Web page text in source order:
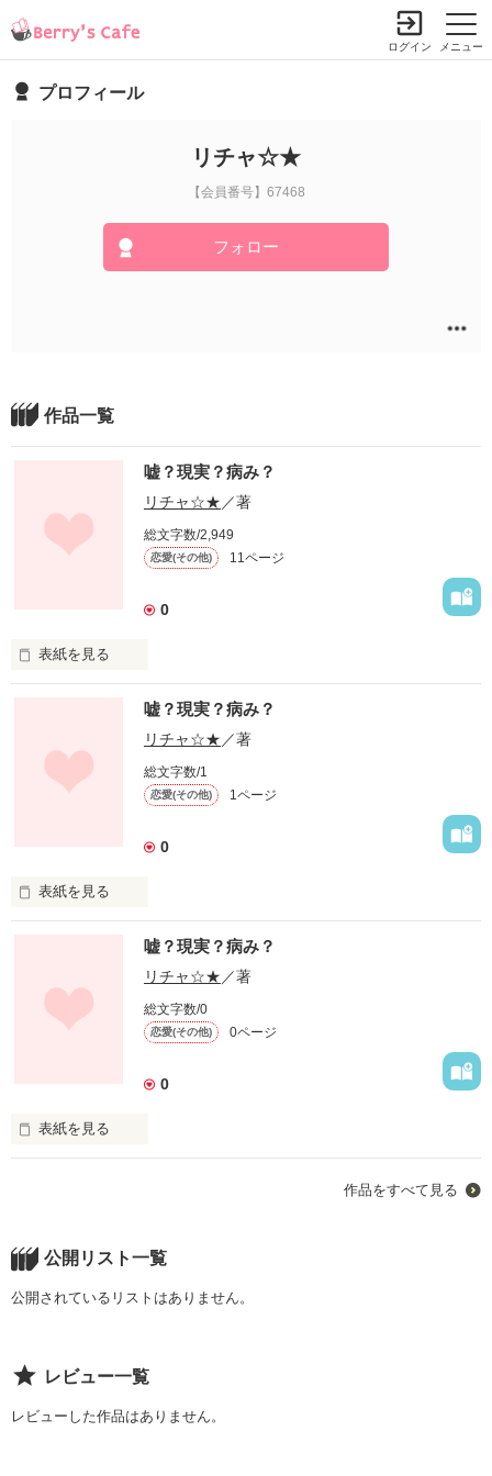
メニュー
ログイン
プロフィール
リチャ☆★
【会員番号】67468
フォロー
作品一覧
嘘？現実？病み？
リチャ☆★ ／著
総文字数/2,949
恋愛(その他) 11ページ
0
表紙を見る
なんで産まれたんやろ？
人生変えたかった。。
作品を読む
嘘？現実？病み？
リチャ☆★ ／著
総文字数/1
恋愛(その他) 1ページ
0
表紙を見る
ずっと自分の場所を探すのに必死やった。。
病んでたけど大切な物を見つけた。。。
嘘？現実？病み？
リチャ☆★ ／著
総文字数/0
恋愛(その他) 0ページ
0
表紙を見る
人生変えたかった。。
だから信じた。。
作品をすべて見る
公開リスト一覧
公開されているリストはありません。
レビュー一覧
レビューした作品はありません。